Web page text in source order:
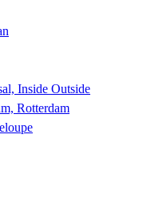
Inside Outside
Rotterdam